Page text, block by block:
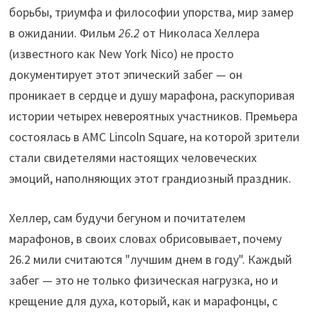
борьбы, триумфа и философии упорства, мир замер
в ожидании. Фильм26.2 от Николаса Хеллера
(известного как New York Nico) не просто
документирует этот эпический забег — он
проникает в сердце и душу марафона, раскупоривая
истории четырех невероятных участников. Премьера
состоялась в AMC Lincoln Square, на которой зрители
стали свидетелями настоящих человеческих
эмоций, наполняющих этот грандиозный праздник.
Хеллер, сам будучи бегуном и почитателем
марафонов, в своих словах обрисовывает, почему
26.2 мили считаются "лучшим днем в году". Каждый
забег — это не только физическая нагрузка, но и
крещение для духа, который, как и марафонцы, с